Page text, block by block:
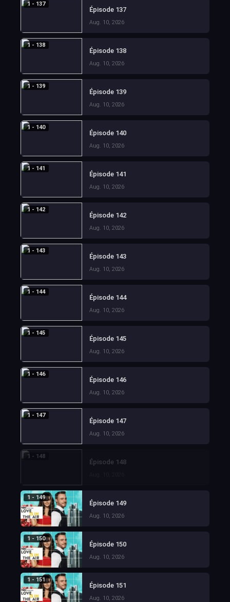
1 - 137
Épisode 137
Aug. 10, 2026
1 - 138
Épisode 138
Aug. 10, 2026
1 - 139
Épisode 139
Aug. 10, 2026
1 - 140
Épisode 140
Aug. 10, 2026
1 - 141
Épisode 141
Aug. 10, 2026
1 - 142
Épisode 142
Aug. 10, 2026
1 - 143
Épisode 143
Aug. 10, 2026
1 - 144
Épisode 144
Aug. 10, 2026
1 - 145
Épisode 145
Aug. 10, 2026
1 - 146
Épisode 146
Aug. 10, 2026
1 - 147
Épisode 147
Aug. 10, 2026
1 - 148
Épisode 148
1 - 149
Épisode 149
Aug. 10, 2026
1 - 150
Épisode 150
Aug. 10, 2026
1 - 151
Épisode 151
Aug. 10, 2026